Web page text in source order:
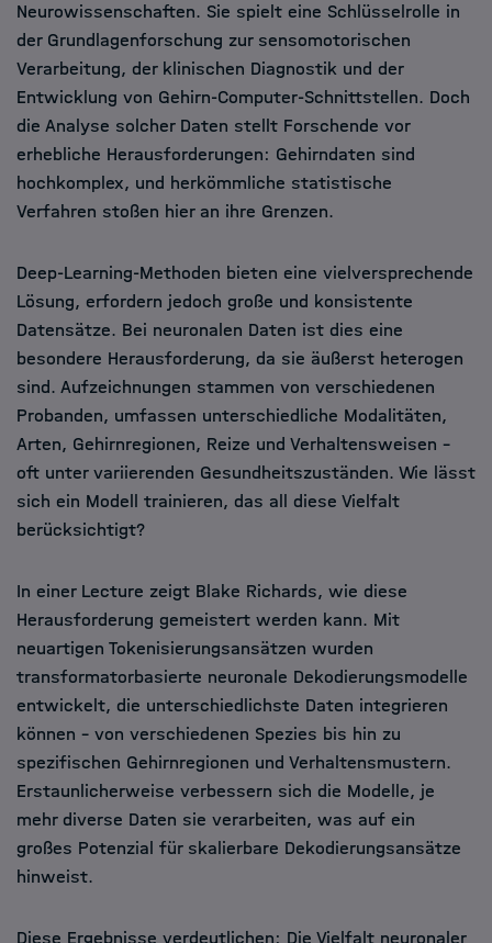
Neurowissenschaften. Sie spielt eine Schlüsselrolle in
der Grundlagenforschung zur sensomotorischen
Verarbeitung, der klinischen Diagnostik und der
Entwicklung von Gehirn-Computer-Schnittstellen. Doch
die Analyse solcher Daten stellt Forschende vor
erhebliche Herausforderungen: Gehirndaten sind
hochkomplex, und herkömmliche statistische
Verfahren stoßen hier an ihre Grenzen.
Deep-Learning-Methoden bieten eine vielversprechende
Lösung, erfordern jedoch große und konsistente
Datensätze. Bei neuronalen Daten ist dies eine
besondere Herausforderung, da sie äußerst heterogen
sind. Aufzeichnungen stammen von verschiedenen
Probanden, umfassen unterschiedliche Modalitäten,
Arten, Gehirnregionen, Reize und Verhaltensweisen –
oft unter variierenden Gesundheitszuständen. Wie lässt
sich ein Modell trainieren, das all diese Vielfalt
berücksichtigt?
In einer Lecture zeigt Blake Richards, wie diese
Herausforderung gemeistert werden kann. Mit
neuartigen Tokenisierungsansätzen wurden
transformatorbasierte neuronale Dekodierungsmodelle
entwickelt, die unterschiedlichste Daten integrieren
können – von verschiedenen Spezies bis hin zu
spezifischen Gehirnregionen und Verhaltensmustern.
Erstaunlicherweise verbessern sich die Modelle, je
mehr diverse Daten sie verarbeiten, was auf ein
großes Potenzial für skalierbare Dekodierungsansätze
hinweist.
Diese Ergebnisse verdeutlichen: Die Vielfalt neuronaler